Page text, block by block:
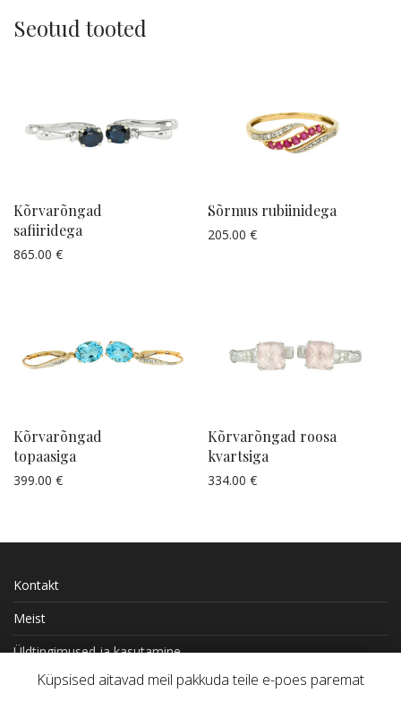
Seotud tooted
Kõrvarõngad
safiiridega
865.00 €
Küsi pakkumist
Sõrmus rubiinidega
205.00 €
Küsi pakkumist
Kõrvarõngad
topaasiga
399.00 €
Küsi pakkumist
Kõrvarõngad roosa
kvartsiga
334.00 €
Küsi pakkumist
Kontakt
Meist
Üldtingimused ja kasutamine
Kohaletoimetamine ja tasumine
Küpsised aitavad meil pakkuda teile e-poes paremat